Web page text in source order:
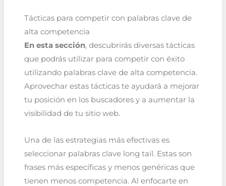
Tácticas para competir con palabras clave de
alta competencia
En esta sección, descubrirás diversas tácticas
que podrás utilizar para competir con éxito
utilizando palabras clave de alta competencia.
Aprovechar estas tácticas te ayudará a mejorar
tu posición en los buscadores y a aumentar la
visibilidad de tu sitio web.
Una de las estrategias más efectivas es
seleccionar palabras clave long tail. Estas son
frases más específicas y menos genéricas que
tienen menos competencia. Al enfocarte en